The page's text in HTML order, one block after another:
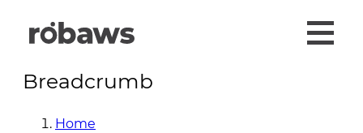
Breadcrumb
Home